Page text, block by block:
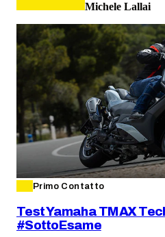
Michele Lallai
Primo Contatto
Test Yamaha TMAX
#SottoEsame